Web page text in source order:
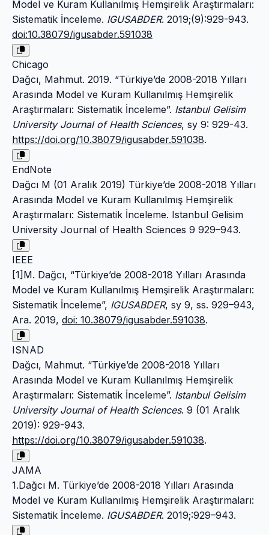
Model ve Kuram Kullanılmış Hemşirelik Araştırmaları:
Sistematik İnceleme. IGUSABDER. 2019;(9):929-943.
doi:10.38079/igusabder.591038
Chicago
Dağcı, Mahmut. 2019. “Türkiye’de 2008-2018 Yılları
Arasında Model ve Kuram Kullanılmış Hemşirelik
Araştırmaları: Sistematik İnceleme”. Istanbul Gelisim
University Journal of Health Sciences, sy 9: 929-43.
https://doi.org/10.38079/igusabder.591038.
EndNote
Dağcı M (01 Aralık 2019) Türkiye’de 2008-2018 Yılları
Arasında Model ve Kuram Kullanılmış Hemşirelik
Araştırmaları: Sistematik İnceleme. Istanbul Gelisim
University Journal of Health Sciences 9 929–943.
IEEE
[1]M. Dağcı, “Türkiye’de 2008-2018 Yılları Arasında
Model ve Kuram Kullanılmış Hemşirelik Araştırmaları:
Sistematik İnceleme”, IGUSABDER, sy 9, ss. 929–943,
Ara. 2019, doi: 10.38079/igusabder.591038.
ISNAD
Dağcı, Mahmut. “Türkiye’de 2008-2018 Yılları
Arasında Model ve Kuram Kullanılmış Hemşirelik
Araştırmaları: Sistematik İnceleme”. Istanbul Gelisim
University Journal of Health Sciences. 9 (01 Aralık
2019): 929-943.
https://doi.org/10.38079/igusabder.591038.
JAMA
1.Dağcı M. Türkiye’de 2008-2018 Yılları Arasında
Model ve Kuram Kullanılmış Hemşirelik Araştırmaları:
Sistematik İnceleme. IGUSABDER. 2019;:929–943.